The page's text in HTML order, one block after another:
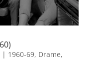
| 1960-69, Drame,